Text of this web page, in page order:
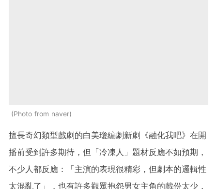
Photo from naver
擅長奇幻類型戲劇的白美瓊編劇新劇《融化我吧》在開
播前受到許多期待，但「冷凍人」題材反應不如預期，
不少人都反應：「主演的表現很精彩，但劇本的邏輯性
太混亂了」，也有許多觀眾抱怨男女主角的戲份太少，